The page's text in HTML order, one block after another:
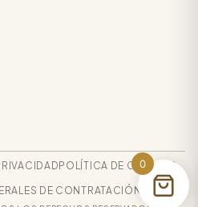
POLÍTICA DE COOKIES
DE CONTRATACIÓN
0